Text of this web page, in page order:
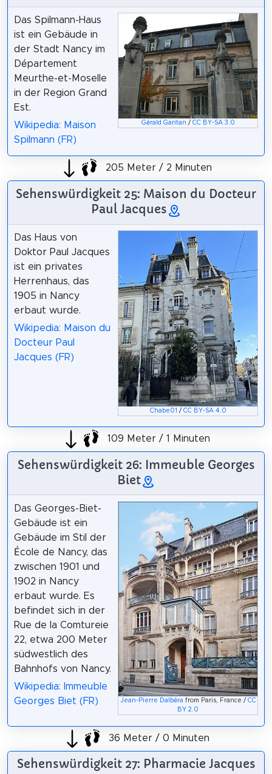
Gérald Garitan / CC BY-SA 3.0
Das Spilmann-Haus
ist ein Gebäude in
der Stadt Nancy im
Département
Meurthe-et-Moselle
in der Region Grand
Est.
Wikipedia: Maison
Spilmann (FR)
205 Meter / 2 Minuten
Sehenswürdigkeit 25: Maison du Docteur
Paul Jacques
Chabe01 / CC BY-SA 4.0
Das Haus von
Doktor Paul Jacques
ist ein privates
Herrenhaus, das
1905 in Nancy
erbaut wurde.
Wikipedia: Maison du
Docteur Paul
Jacques (FR)
109 Meter / 1 Minuten
Sehenswürdigkeit 26: Immeuble Georges
Biet
Jean-Pierre Dalbéra from Paris, France / CC
BY 2.0
Das Georges-Biet-
Gebäude ist ein
Gebäude im Stil der
École de Nancy, das
zwischen 1901 und
1902 in Nancy
erbaut wurde. Es
befindet sich in der
Rue de la Comtureie
22, etwa 200 Meter
südwestlich des
Bahnhofs von Nancy.
Wikipedia: Immeuble
Georges Biet (FR)
36 Meter / 0 Minuten
Sehenswürdigkeit 27: Pharmacie Jacques